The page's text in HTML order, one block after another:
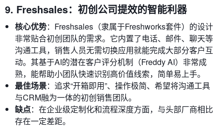
9. Freshsales：初创公司提效的智能利器
核心优势：Freshsales（隶属于Freshworks套件）的设计
非常贴合初创团队的需求。它内置了电话、邮件、聊天等
沟通工具，销售人员无需切换应用就能完成大部分客户互
动。其基于AI的潜在客户评分机制（Freddy AI）非常成
熟，能帮助小团队快速识别高价值线索，简单易上手。
最佳场景：追求“开箱即用”、操作极简、希望将沟通工具
与CRM融为一体的初创销售团队。
缺点：在企业级定制化和流程深度方面，与头部厂商相比
存在一定差距。